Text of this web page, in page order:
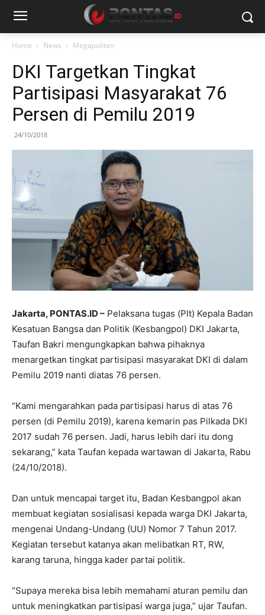
Home News Megapolitan
DKI Targetkan Tingkat
Partisipasi Masyarakat 76
Persen di Pemilu 2019
24/10/2018
Jakarta, PONTAS.ID – Pelaksana tugas (Plt) Kepala Badan
Kesatuan Bangsa dan Politik (Kesbangpol) DKI Jakarta,
Taufan Bakri mengungkapkan bahwa pihaknya
menargetkan tingkat partisipasi masyarakat DKI di dalam
Pemilu 2019 nanti diatas 76 persen.
“Kami mengarahkan pada partisipasi harus di atas 76
persen (di Pemilu 2019), karena kemarin pas Pilkada DKI
2017 sudah 76 persen. Jadi, harus lebih dari itu dong
sekarang,” kata Taufan kepada wartawan di Jakarta, Rabu
(24/10/2018).
Dan untuk mencapai target itu, Badan Kesbangpol akan
membuat kegiatan sosialisasi kepada warga DKI Jakarta,
mengenai Undang-Undang (UU) Nomor 7 Tahun 2017.
Kegiatan tersebut katanya akan melibatkan RT, RW,
karang taruna, hingga kader partai politik.
“Supaya mereka bisa lebih memahami aturan pemilu dan
untuk meningkatkan partisipasi warga juga,” ujar Taufan.